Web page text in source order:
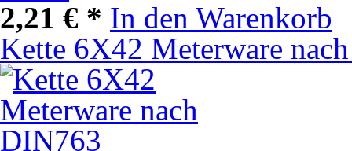
2,21 € * In den Warenkorb
Kette 6X42 Meterware